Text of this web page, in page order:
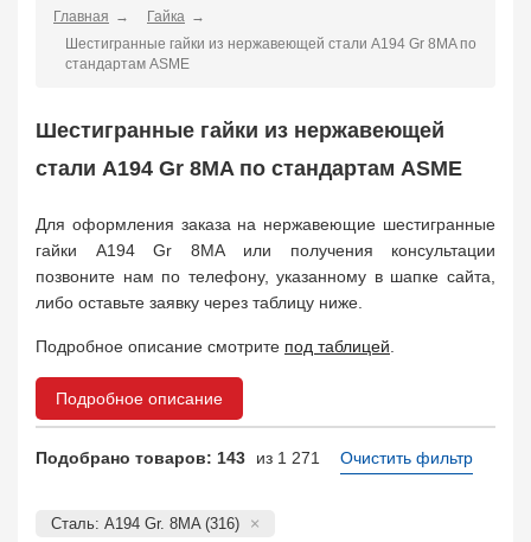
Пробка, вставка
U-болт (хомут)
Главная
Гайка
Шестигранные гайки из нержавеющей стали A194 Gr 8MA по
стандартам ASME
Шестигранные гайки из нержавеющей
стали A194 Gr 8MA по стандартам ASME
Для оформления заказа на нержавеющие шестигранные
гайки A194 Gr 8MA или получения консультации
позвоните нам по телефону, указанному в шапке сайта,
либо оставьте заявку через таблицу ниже.
Подробное описание смотрите под таблицей
Подробное описание
Подобрано товаров: 143 из 1 271 Очистить фильтр
Сталь: A194 Gr. 8MA (316)